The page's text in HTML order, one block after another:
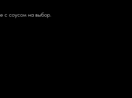
с соусом на выбор.